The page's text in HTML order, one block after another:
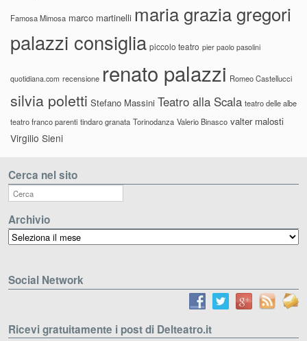
Famosa Mimosa marco martinelli maria grazia gregori
palazzi consiglia piccolo teatro pier paolo pasolini
quotidiana.com recensione renato palazzi Romeo Castellucci
silvia poletti Stefano Massini Teatro alla Scala teatro delle albe
teatro franco parenti tindaro granata Torinodanza Valerio Binasco valter malosti
Virgilio Sieni
Cerca nel sito
Archivio
Archivio
Social Network
Ricevi gratuitamente i post di Delteatro.it